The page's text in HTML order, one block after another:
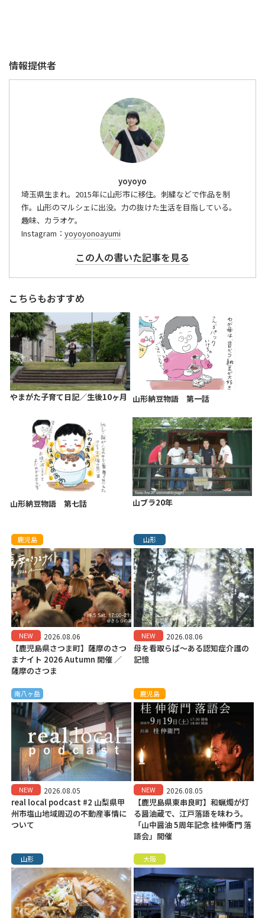
情報提供者
yoyoyo
埼玉県生まれ。2015年に山形市に移住。刺繍などで作品を制
作。山形のマルシェに出没。力の抜けた生活を目指している。
趣味、カラオケ。
Instagram： yoyoyonoayumi
この人の書いた記事を見る
こちらもおすすめ
やまがた子育て日記／生後10ヶ月 山形納豆物語 第一話
山形納豆物語 第七話 山ブラ20年
鹿児島
NEW 2026.08.06
【鹿児島県さつま町】薩摩のさつ
まナイト 2026 Autumn 開催 ／
薩摩のさつま
山形
NEW 2026.08.06
母を看取らば～ある認知症介護の
記憶
南八ヶ岳
NEW 2026.08.05
real local podcast #2 山梨県甲
州市塩山地域周辺の不動産事情に
ついて
鹿児島
NEW 2026.08.05
【鹿児島県東串良町】和蝋燭が灯
る醤油蔵で、江戸落語を味わう。
「山中醤油 5周年記念 桂伸衛門 落
語会」開催
山形 大阪